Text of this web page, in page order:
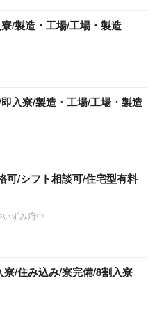
/製造・工場/工場・製造
入寮/製造・工場/工場・製造
可/シフト相談可/住宅型有料
ずみ府中
/住み込み/寮完備/8割入寮